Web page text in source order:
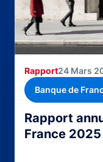
Rapport
France 2025
Rapport24 Mars
Banque de